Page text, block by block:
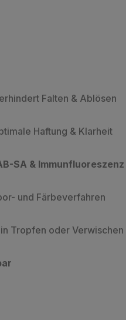
Falten & Ablösen
Haftung & Klarheit
SA & Immunfluoreszenz
und Färbeverfahren
Tropfen oder Verwischen